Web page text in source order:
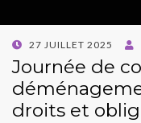
POSTED
ON
27 JUILLET 2025
Journée de
droits et